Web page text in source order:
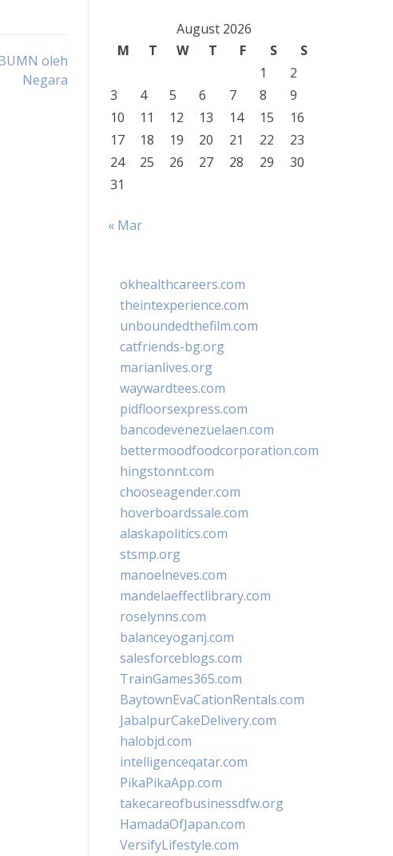
oleh
Negara
August 2026
M
T W T F S
S
1
2
3
4 5 6 7 8
9
10
11 12 13 14 15
16
17
18 19 20 21 22
23
24
25 26 27 28 29
30
31
« Mar
okhealthcareers.com
theintexperience.com
unboundedthefilm.com
catfriends-bg.org
marianlives.org
waywardtees.com
pidfloorsexpress.com
bancodevenezuelaen.com
bettermoodfoodcorporation.com
hingstonnt.com
chooseagender.com
hoverboardssale.com
alaskapolitics.com
stsmp.org
manoelneves.com
mandelaeffectlibrary.com
roselynns.com
balanceyoganj.com
salesforceblogs.com
TrainGames365.com
BaytownEvaCationRentals.com
JabalpurCakeDelivery.com
halobjd.com
intelligenceqatar.com
PikaPikaApp.com
takecareofbusinessdfw.org
HamadaOfJapan.com
VersifyLifestyle.com